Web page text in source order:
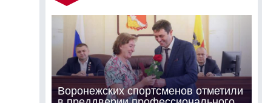
Воронежских спортсменов отметили